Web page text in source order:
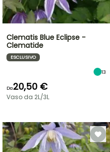
Clematis Blue Eclipse -
Clematide
ESCLUSIVO
13
Da20,50 €
Vaso da 2L/3L